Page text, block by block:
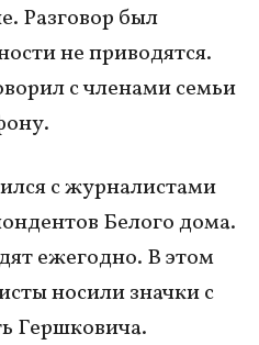
Разговор был
не приводятся.
с членами семьи
с журналистами
Белого дома.
ежегодно. В этом
носили значки с
Гершковича.